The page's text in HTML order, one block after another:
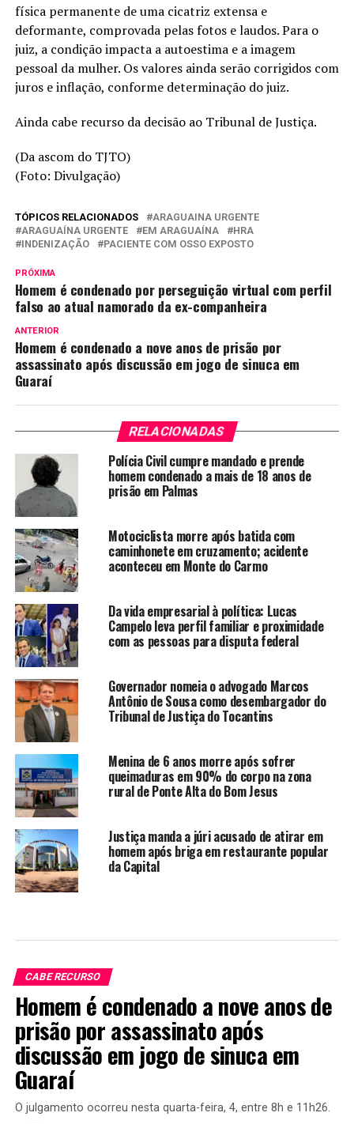
física permanente de uma cicatriz extensa e
deformante, comprovada pelas fotos e laudos. Para o
juiz, a condição impacta a autoestima e a imagem
pessoal da mulher. Os valores ainda serão corrigidos com
juros e inflação, conforme determinação do juiz.
Ainda cabe recurso da decisão ao Tribunal de Justiça.
(Da ascom do TJTO)
(Foto: Divulgação)
TÓPICOS RELACIONADOS
ARAGUAINA URGENTE
ARAGUAÍNA URGENTE
EM ARAGUAÍNA
HRA
INDENIZAÇÃO
PACIENTE COM OSSO EXPOSTO
PRÓXIMA
Homem é condenado por perseguição virtual com perfil
falso ao atual namorado da ex-companheira
ANTERIOR
Homem é condenado a nove anos de prisão por
assassinato após discussão em jogo de sinuca em
Guaraí
RELACIONADAS
Polícia Civil cumpre mandado e prende
homem condenado a mais de 18 anos de
prisão em Palmas
Motociclista morre após batida com
caminhonete em cruzamento; acidente
aconteceu em Monte do Carmo
Da vida empresarial à política: Lucas
Campelo leva perfil familiar e proximidade
com as pessoas para disputa federal
Governador nomeia o advogado Marcos
Antônio de Sousa como desembargador do
Tribunal de Justiça do Tocantins
Menina de 6 anos morre após sofrer
queimaduras em 90% do corpo na zona
rural de Ponte Alta do Bom Jesus
Justiça manda a júri acusado de atirar em
homem após briga em restaurante popular
da Capital
CABE RECURSO
Homem é condenado a nove anos de
prisão por assassinato após
discussão em jogo de sinuca em
Guaraí
O julgamento ocorreu nesta quarta-feira, 4, entre 8h e 11h26.